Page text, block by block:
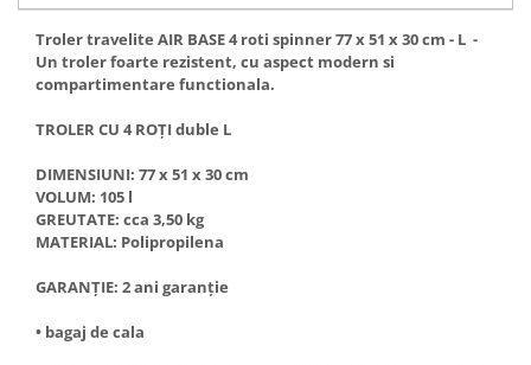
Troler travelite AIR BASE 4 roti spinner 77 x 51 x 30 cm - L -
Un troler foarte rezistent, cu aspect modern si
compartimentare functionala.
TROLER CU 4 ROȚI duble L
DIMENSIUNI: 77 x 51 x 30 cm
VOLUM: 105 l
GREUTATE: cca 3,50 kg
MATERIAL: Polipropilena
GARANȚIE: 2 ani garanție
• bagaj de cala